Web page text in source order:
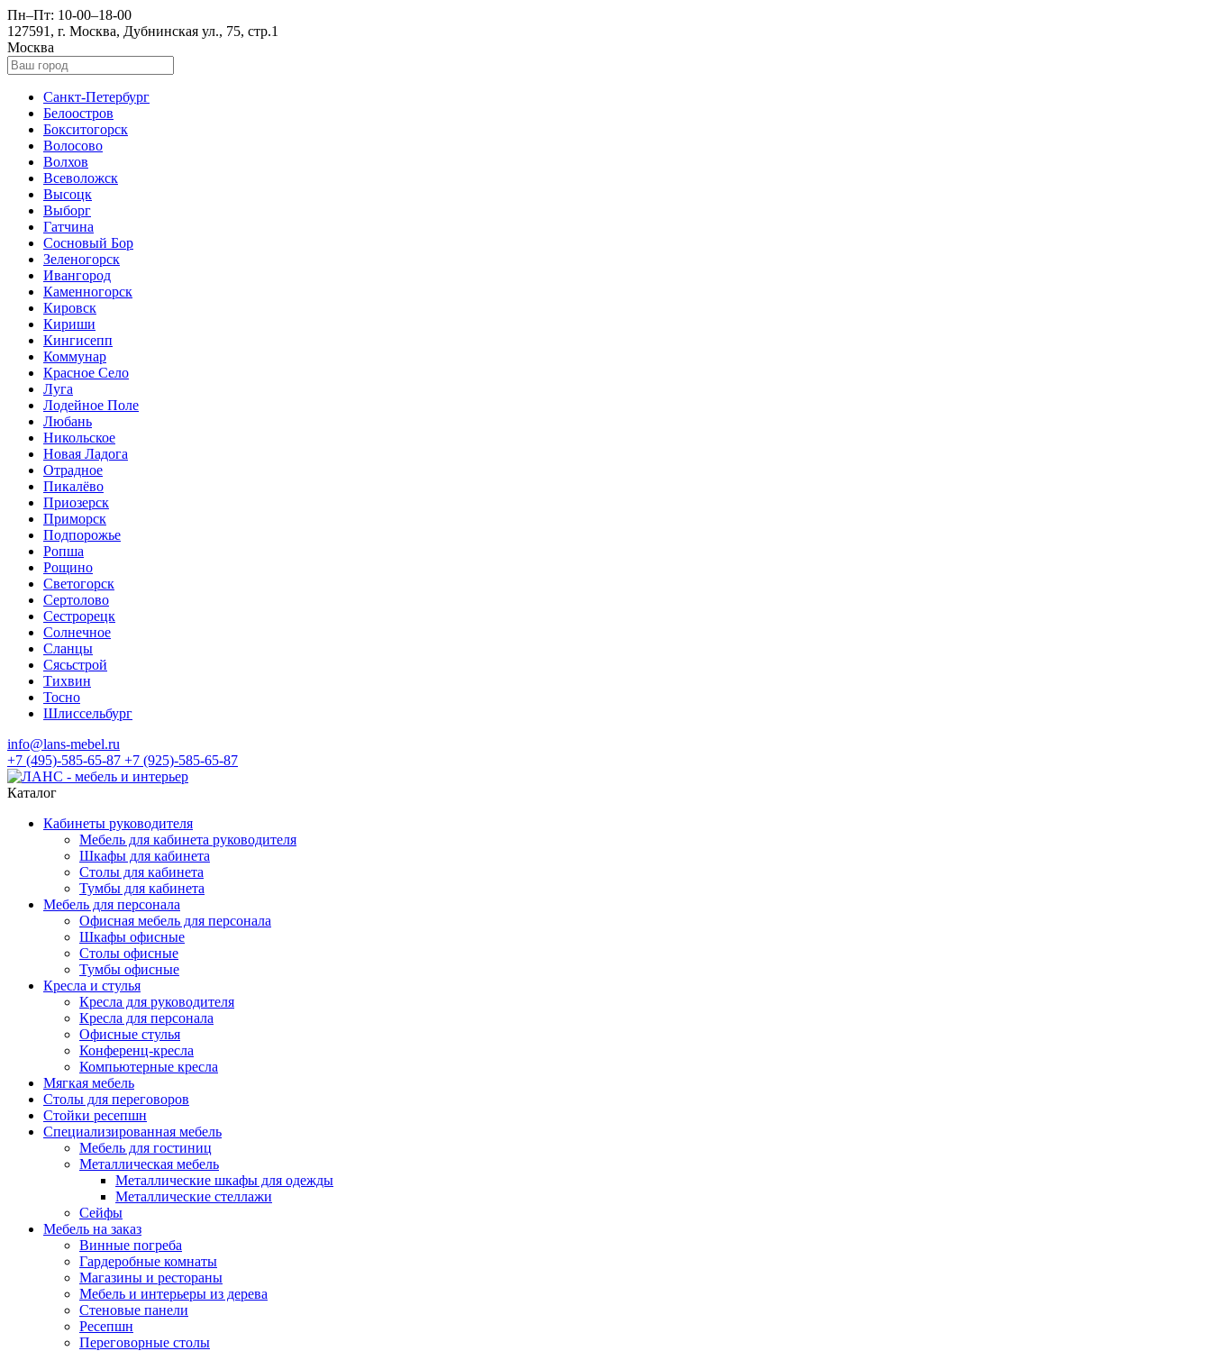
Пн–Пт: 10-00–18-00
127591, г. Москва, Дубнинская ул., 75, стр.1
Москва
Санкт-Петербург
Белоостров
Бокситогорск
Волосово
Волхов
Всеволожск
Высоцк
Выборг
Гатчина
Сосновый Бор
Зеленогорск
Ивангород
Каменногорск
Кировск
Кириши
Кингисепп
Коммунар
Красное Село
Луга
Лодейное Поле
Любань
Никольское
Новая Ладога
Отрадное
Пикалёво
Приозерск
Приморск
Подпорожье
Ропша
Рощино
Светогорск
Сертолово
Сестрорецк
Солнечное
Сланцы
Сясьстрой
Тихвин
Тосно
Шлиссельбург
info@lans-mebel.ru
+7 (495)-585-65-87 +7 (925)-585-65-87
Каталог
Кабинеты руководителя
Мебель для кабинета руководителя
Шкафы для кабинета
Столы для кабинета
Тумбы для кабинета
Мебель для персонала
Офисная мебель для персонала
Шкафы офисные
Столы офисные
Тумбы офисные
Кресла и стулья
Кресла для руководителя
Кресла для персонала
Офисные стулья
Конференц-кресла
Компьютерные кресла
Мягкая мебель
Столы для переговоров
Стойки ресепшн
Специализированная мебель
Мебель для гостиниц
Металлическая мебель
Металлические шкафы для одежды
Металлические стеллажи
Сейфы
Мебель на заказ
Винные погреба
Гардеробные комнаты
Магазины и рестораны
Мебель и интерьеры из дерева
Стеновые панели
Ресепшн
Переговорные столы